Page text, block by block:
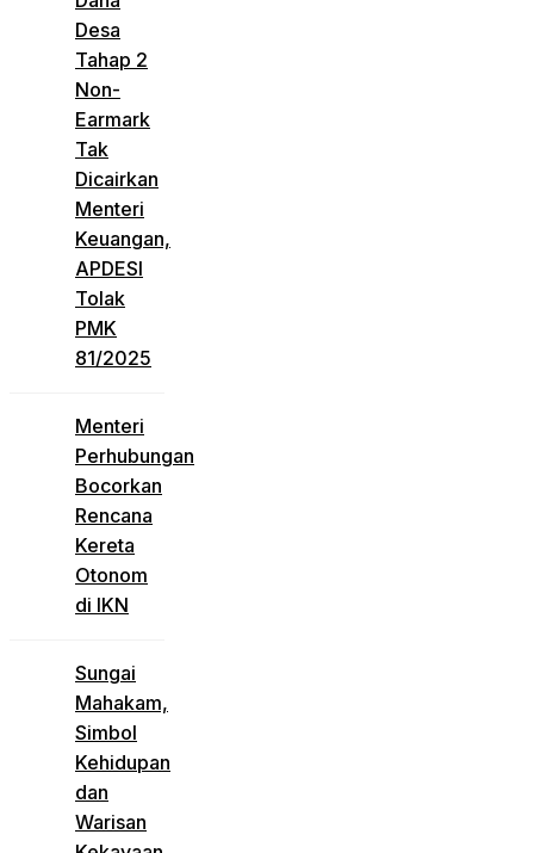
Desa
Tahap 2
Non-
Earmark
Tak
Dicairkan
Menteri
Keuangan,
APDESI
Tolak
PMK
81/2025
Menteri
Perhubungan
Bocorkan
Rencana
Kereta
Otonom
di IKN
Sungai
Mahakam,
Simbol
Kehidupan
dan
Warisan